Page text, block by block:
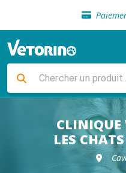
Livraison
Sélection de
Livraison
Retour
Sélection
CLINIQUE
LES